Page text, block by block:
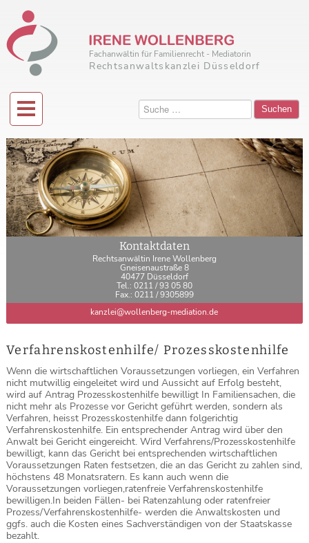
Fachanwältin für Familienrecht - Mediatorin
Rechtsanwaltskanzlei Düsseldorf
Suchen
Kontaktdaten
Rechtsanwältin Irene Wollenberg
Gneisenaustraße 8
40477 Düsseldorf
Tel.: 0211 / 93 05 80
Fax.: 0211 / 9305899
kanzlei@wollenberg-mediation.de
Verfahrenskostenhilfe/ Prozesskostenhilfe
Wenn die wirtschaftlichen Voraussetzungen vorliegen, ein Verfahren
nicht mutwillig eingeleitet wird und Aussicht auf Erfolg besteht,
wird auf Antrag Prozesskostenhilfe bewilligt In Familiensachen, die
nicht mehr als Prozesse vor Gericht geführt werden, sondern als
Verfahren, heisst Prozesskostenhilfe dann folgerichtig
Verfahrenskostenhilfe. Ein entsprechender Antrag wird über den
Anwalt bei Gericht eingereicht. Wird Verfahrens/Prozesskostenhilfe
bewilligt, kann das Gericht bei entsprechenden wirtschaftlichen
Voraussetzungen Raten festsetzen, die an das Gericht zu zahlen sind,
höchstens 48 Monatsratern. Es kann auch wenn die
Voraussetzungen vorliegen,ratenfreie Verfahrenskostenhilfe
bewilligen.In beiden Fällen- bei Ratenzahlung oder ratenfreier
Prozess/Verfahrenskostenhilfe- werden die Anwaltskosten und
ggfs. auch die Kosten eines Sachverständigen von der Staatskasse
bezahlt.